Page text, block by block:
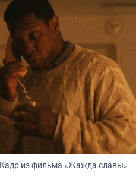
Кадр из фильма «Жажда славы»